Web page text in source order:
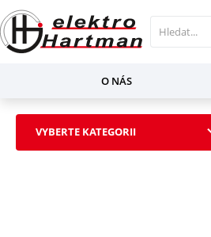
O NÁS
VYBERTE KATEGORII